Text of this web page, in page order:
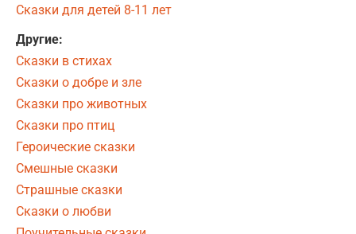
Сказки для детей 8-11 лет
Другие:
Сказки в стихах
Сказки о добре и зле
Сказки про животных
Сказки про птиц
Героические сказки
Смешные сказки
Страшные сказки
Сказки о любви